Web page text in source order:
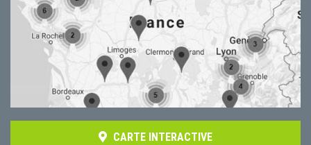
CARTE INTERACTIVE